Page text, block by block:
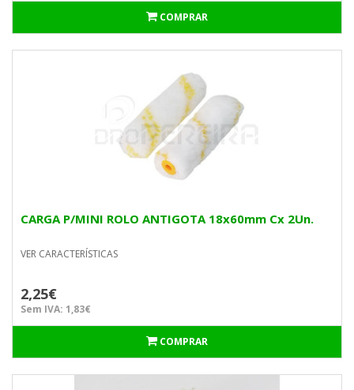
COMPRAR
CARGA P/MINI ROLO ANTIGOTA 18x60mm Cx 2Un.
VER CARACTERÍSTICAS
2,25€
Sem IVA: 1,83€
COMPRAR